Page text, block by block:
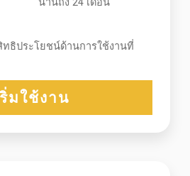
ธิประโยชน์ด้านการใช้งานที่
มใช้งาน